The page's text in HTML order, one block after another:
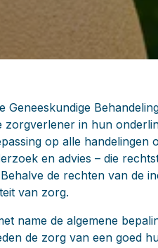
Geneeskundige
zorgverlener in hun
op alle handelingen
en advies – die
de rechten van de
van zorg.
name de algemene
de zorg van een goed